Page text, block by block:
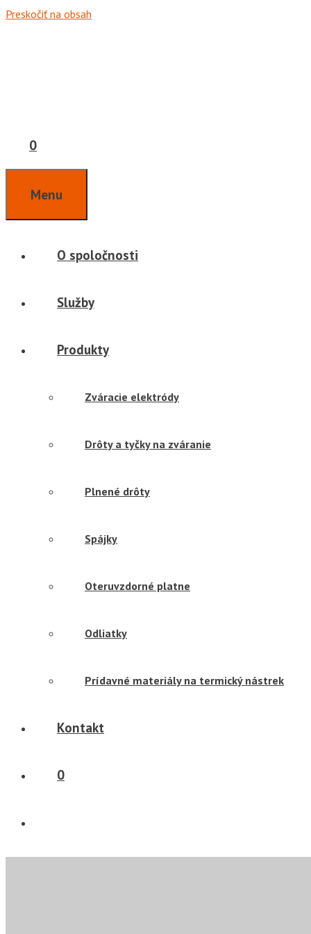
Preskočiť na obsah
0
Menu
O spoločnosti
Služby
Produkty
Zváracie elektródy
Drôty a tyčky na zváranie
Plnené drôty
Spájky
Oteruvzdorné platne
Odliatky
Prídavné materiály na termický nástrek
Kontakt
0